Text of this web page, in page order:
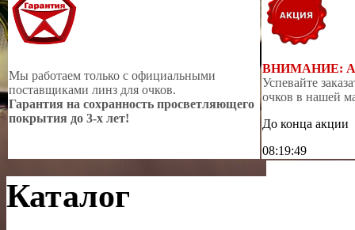
Мы работаем только с официальными
поставщиками линз для очков.
Гарантия на сохранность просветляющего
покрытия до 3-х лет!
ВНИМАНИЕ:
Успевайте
очков в нашей
До конца акции
08:19:48
Каталог